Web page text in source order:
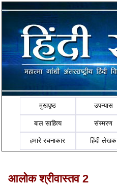
मुखपृष्ठ उपन्यास
बाल साहित्य संस्मरण
हमारे रचनाकार हिंदी लेखक
आलोक श्रीवास्तव 2